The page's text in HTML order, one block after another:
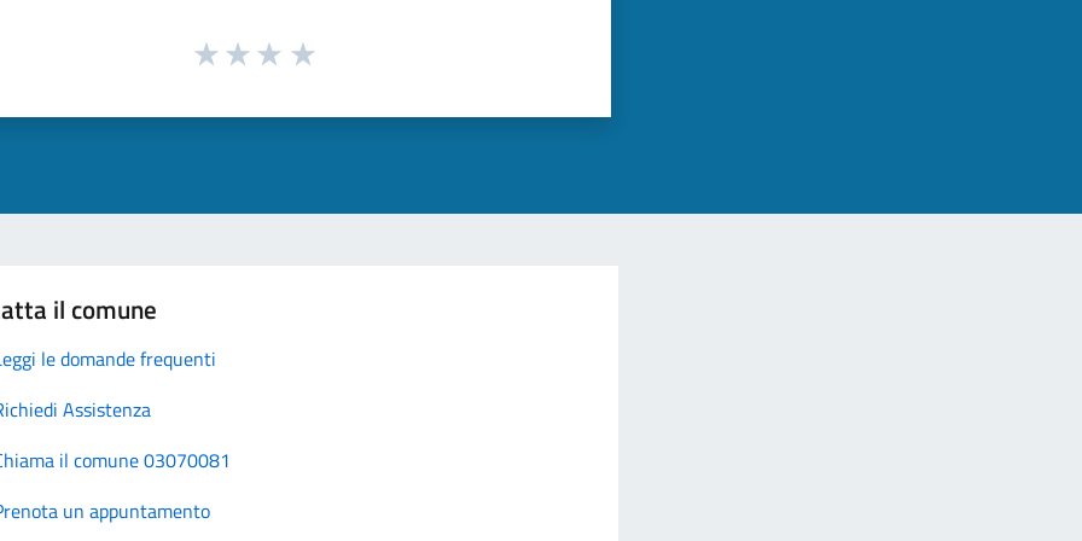
il comune
le domande frequenti
Assistenza
il comune 03070081
un appuntamento